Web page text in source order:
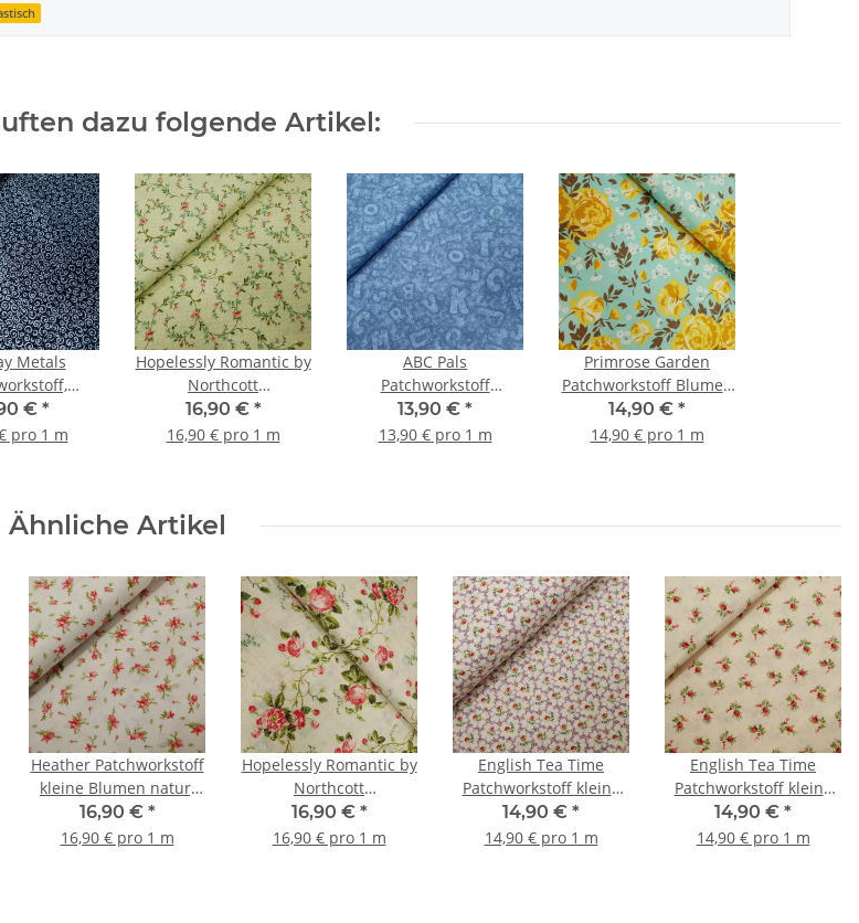
dazu folgende Artikel:
Metals
blau, silber
€ *
pro 1 m
Hopelessly Romantic by
Northcott
Patchworkstoff Blumen
mit Ranken hellgrün
16,90 € *
16,90 € pro 1 m
ABC Pals
Patchworkstoff
Buchstaben rauchblau
13,90 € *
13,90 € pro 1 m
Primrose Garden
Patchworkstoff Blumen
mint, gelb, brraun, weiß
14,90 € *
14,90 € pro 1 m
Ähnliche Artikel
Heather Patchworkstoff
kleine Blumen natur,
rot, grün
16,90 € *
16,90 € pro 1 m
Hopelessly Romantic by
Northcott
Patchworkstoff
Rosenranken natur,
16,90 € *
16,90 € pro 1 m
English Tea Time
Patchworkstoff kleine
Blumen natur, flieder,
rot, grün
14,90 € *
14,90 € pro 1 m
English Tea Time
Patchworkstoff kleine
Blumen natur, rot, grün
14,90 € *
14,90 € pro 1 m